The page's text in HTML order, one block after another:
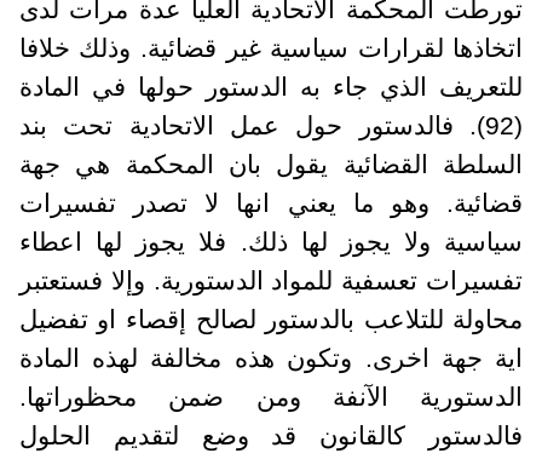
تورطت المحكمة الاتحادية العليا عدة مرات لدى
اتخاذها لقرارات سياسية غير قضائية. وذلك خلافا
للتعريف الذي جاء به الدستور حولها في المادة
(92). فالدستور حول عمل الاتحادية تحت بند
السلطة القضائية يقول بان المحكمة هي جهة
قضائية. وهو ما يعني انها لا تصدر تفسيرات
سياسية ولا يجوز لها ذلك. فلا يجوز لها اعطاء
تفسيرات تعسفية للمواد الدستورية. وإلا فستعتبر
محاولة للتلاعب بالدستور لصالح إقصاء او تفضيل
اية جهة اخرى. وتكون هذه مخالفة لهذه المادة
الدستورية الآنفة ومن ضمن محظوراتها.
فالدستور كالقانون قد وضع لتقديم الحلول